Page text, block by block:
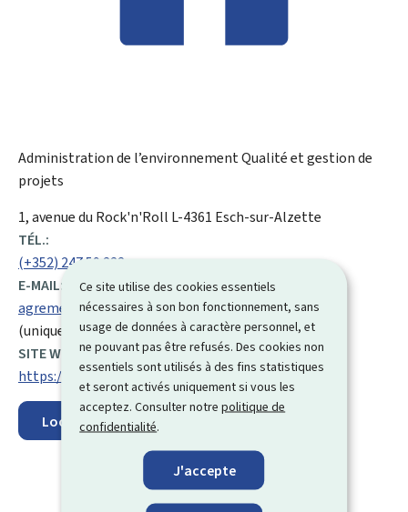
Ce site utilise des cookies essentiels
nécessaires à son bon fonctionnement, sans
usage de données à caractère personnel, et
ne pouvant pas être refusés. Des cookies non
essentiels sont utilisés à des fins statistiques
et seront activés uniquement si vous les
acceptez. Consulter notrepolitique de
confidentialité.
J'accepte
Administration de l’environnementQualité et gestion de
projets
ADRESSE
:
1, avenue du Rock'n'Roll L-4361 Esch-sur-Alzette
TÉL.:
(+352) 247 59 222
E-MAIL:
agrements@aev.etat.lu
(uniquement pour les agréments)
SITE WEB :
https://environnement.public.lu/fr.html
Localisez sur la carte